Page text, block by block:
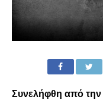
Συνελήφθη από την